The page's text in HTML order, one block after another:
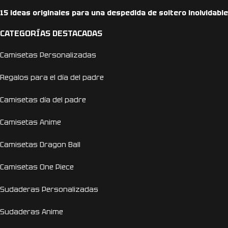
15 ideas originales para una despedida de soltero inolvidable
CATEGORÍAS DESTACADAS
Camisetas Personalizadas
Regalos para el día del padre
Camisetas día del padre
Camisetas Anime
Camisetas Dragon Ball
Camisetas One Piece
Sudaderas Personalizadas
Sudaderas Anime